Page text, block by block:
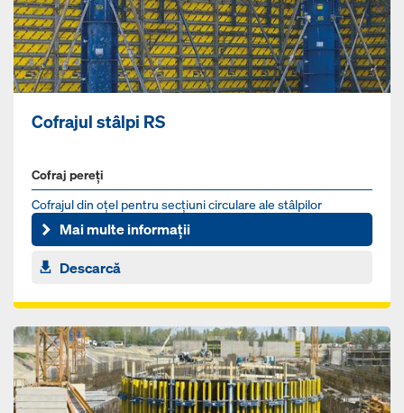
Cofrajul stâlpi RS
Cofraj pereți
Cofrajul din oţel pentru secţiuni circulare ale stâlpilor
Mai multe informații
Descarcă